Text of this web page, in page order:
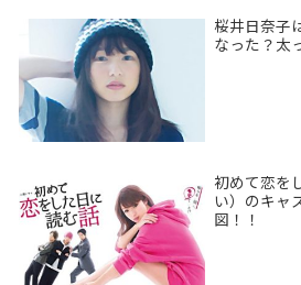
桜井日奈子
なった？太
初めて恋を
い）のキャ
図！！